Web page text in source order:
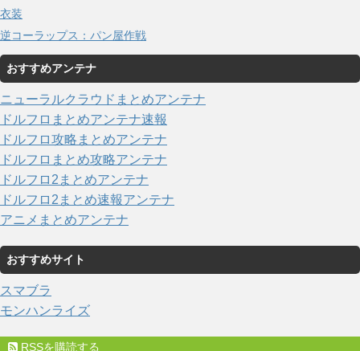
衣装
逆コーラップス：パン屋作戦
おすすめアンテナ
ニューラルクラウドまとめアンテナ
ドルフロまとめアンテナ速報
ドルフロ攻略まとめアンテナ
ドルフロまとめ攻略アンテナ
ドルフロ2まとめアンテナ
ドルフロ2まとめ速報アンテナ
アニメまとめアンテナ
おすすめサイト
スマブラ
モンハンライズ
RSSを購読する